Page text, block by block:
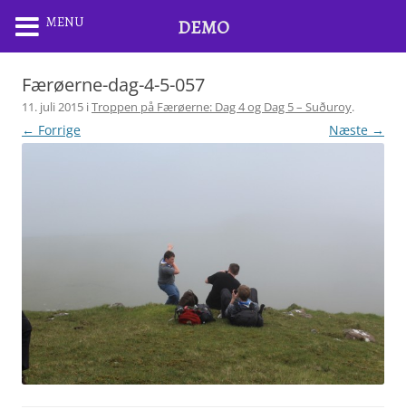
Færøerne-dag-4-5-057
11. juli 2015 iTroppen på Færøerne: Dag 4 og Dag 5 – Suðuroy.
← Forrige Næste →
MENU DEMO